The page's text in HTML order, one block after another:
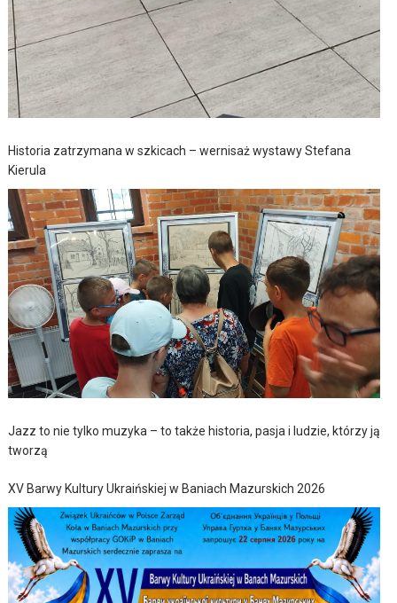
Historia zatrzymana w szkicach – wernisaż wystawy Stefana
Kierula
Jazz to nie tylko muzyka – to także historia, pasja i ludzie, którzy ją
tworzą
XV Barwy Kultury Ukraińskiej w Baniach Mazurskich 2026